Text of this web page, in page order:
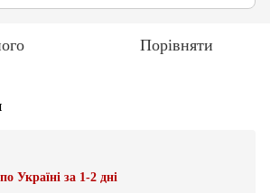
Порівняти
Україні за 1-2 дні